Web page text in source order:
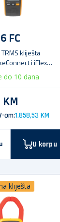
FC
kliješta
i iFlex
do 10 dana
om:1.858,53 KM
U korpu
kliješta